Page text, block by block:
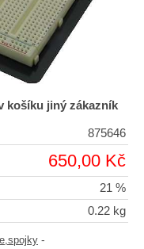
košíku jiný zákazník
875646
650,00 Kč
21 %
0.22 kg
-